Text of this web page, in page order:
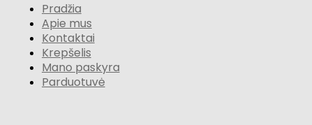
Pradžia
Apie mus
Kontaktai
Krepšelis
Mano paskyra
Parduotuvė